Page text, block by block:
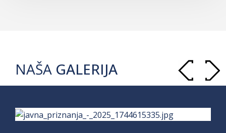
NAŠA GALERIJA